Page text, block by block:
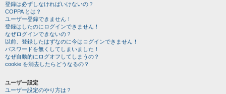
登録は必ずしなければいけないの？
COPPA とは？
ユーザー登録できません！
登録はしたのにログインできません！
なぜログインできないの？
以前、登録したはずなのに今はログインできません！
パスワードを無くしてしまいました！
なぜ自動的にログオフしてしまうの？
cookie を消去したらどうなるの？
ユーザー設定
ユーザー設定のやり方は？